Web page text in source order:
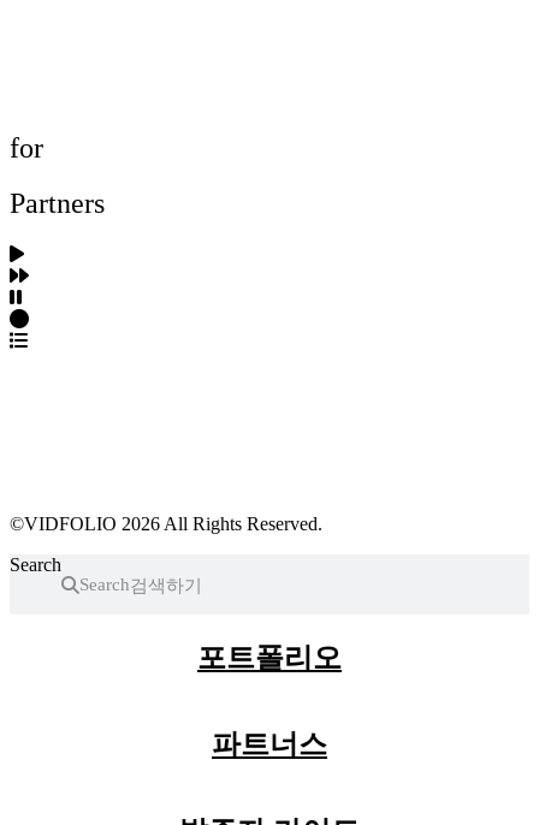
for
Partners
©VIDFOLIO 2026 All Rights Reserved.
Search
Search
포트폴리오
파트너스